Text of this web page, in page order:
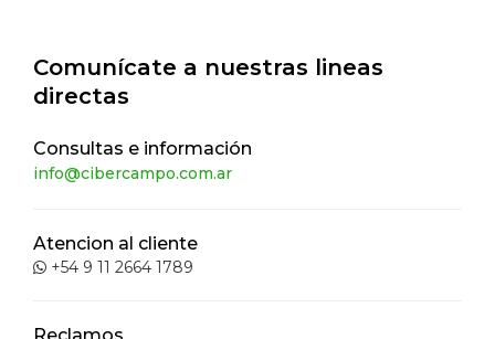
Comunícate a nuestras lineas
directas
Consultas e información
info@cibercampo.com.ar
Atencion al cliente
+54 9 11 2664 1789